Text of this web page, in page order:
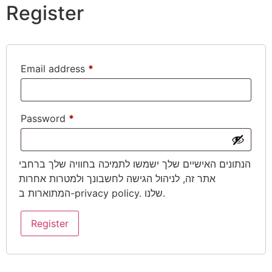
Add to cart
Register
Email address *
Password *
הנתונים האישיים שלך ישמשו לתמיכה בחוויה שלך ברחבי
אתר זה, לניהול הגישה לחשבונך ולמטרות אחרות
המתוארות ב-privacy policy . שלנו.
Register